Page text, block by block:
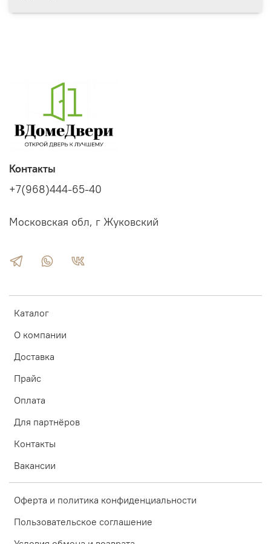
Каталог
О компании
Доставка
Прайс
Оплата
Для партнёров
Контакты
Вакансии
Оферта и политика конфиденциальности
Пользовательское соглашение
Контакты
+7(968)444-65-40
Московская обл, г Жуковский